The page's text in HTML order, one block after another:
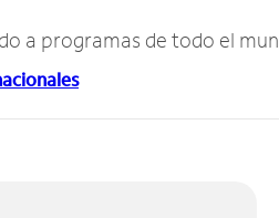
a programas de todo el